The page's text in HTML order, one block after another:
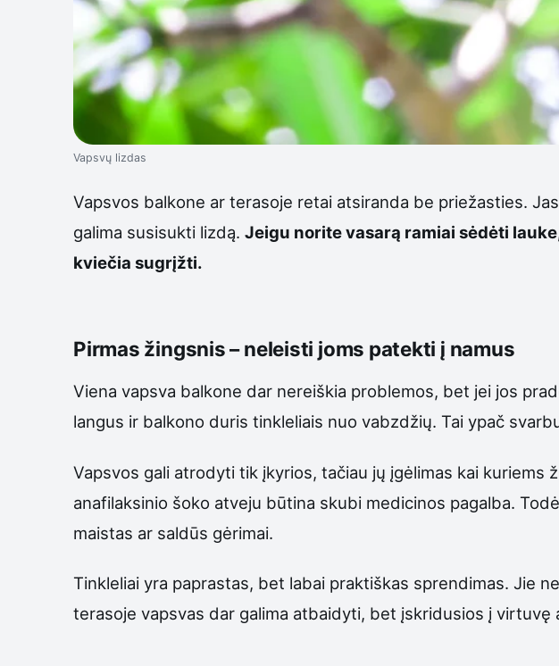
Vapsvų lizdas
Vapsvos balkone ar terasoje retai atsiranda be priežasties.
galima susisukti lizdą. Jeigu norite vasarą ramiai sėdėti
kviečia sugrįžti.
Pirmas žingsnis – neleisti joms patekti į namus
Viena vapsva balkone dar nereiškia problemos, bet jei jos
langus ir balkono duris tinkleliais nuo vabzdžių. Tai ypač
Vapsvos gali atrodyti tik įkyrios, tačiau jų įgėlimas kai kuriems
anafilaksinio šoko atveju būtina skubi medicinos pagalba.
maistas ar saldūs gėrimai.
Tinkleliai yra paprastas, bet labai praktiškas sprendimas. Jie
terasoje vapsvas dar galima atbaidyti, bet įskridusios į